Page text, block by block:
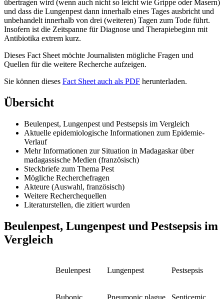
übertragen wird (wenn auch nicht so leicht wie Grippe oder Masern)
und dass die Lungenpest dann innerhalb eines Tages ausbricht und
unbehandelt innerhalb von drei (weiteren) Tagen zum Tode führt.
Insofern ist die Zeitspanne für Diagnose und Therapiebeginn mit
Antibiotika extrem kurz.
Dieses Fact Sheet möchte Journalisten mögliche Fragen und
Quellen für die weitere Recherche aufzeigen.
Sie können dieses Fact Sheet auch als PDF herunterladen.
Übersicht
Beulenpest, Lungenpest und Pestsepsis im Vergleich
Aktuelle epidemiologische Informationen zum Epidemie-
Verlauf
Mehr Informationen zur Situation in Madagaskar über
madagassische Medien (französisch)
Steckbriefe zum Thema Pest
Mögliche Recherchefragen
Akteure (Auswahl, französisch)
Weitere Recherchequellen
Literaturstellen, die zitiert wurden
Beulenpest, Lungenpest und Pestsepsis im
Vergleich
Beulenpest Lungenpest Pestsepsis
Bubonic
Pneumonic plague, Septicemic